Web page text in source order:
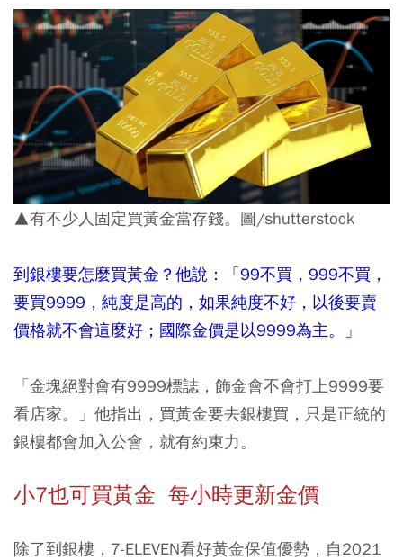
▲有不少人固定買黃金當存錢。圖/shutterstock
到銀樓要怎麼買黃金？他說：「99不買，999不買，
要買9999，純度是高的，如果純度不好，以後要賣
價格就不會這麼好；國際金價是以9999為主。」
「金塊絕對會有9999標誌，飾金會不會打上9999要
看店家。」他指出，買黃金要去銀樓買，只是正統的
銀樓都會加入公會，就有約束力。
小7也可買黃金 每小時更新金價
除了到銀樓，7-ELEVEN看好黃金保值優勢，自2021